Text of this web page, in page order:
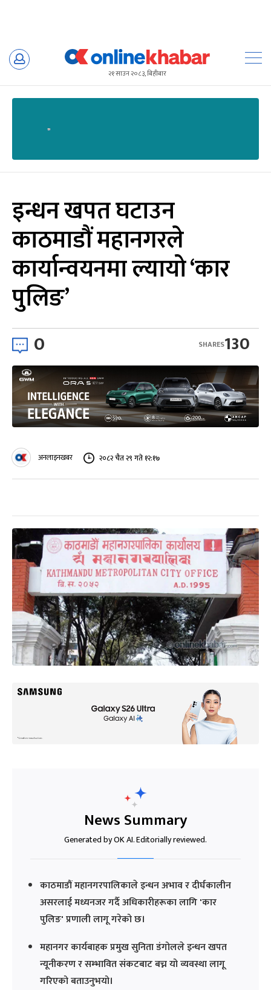
Skip
२१ साउन २०८३, बिहीबार
इन्धन खपत घटाउन
काठमाडौं महानगरले
कार्यान्वयनमा ल्यायो ‘कार
पुलिङ’
0 130
SHARES
अनलाइनखबर २०८२ चैत २९ गते १२:१७
News Summary
Generated by OK AI. Editorially reviewed.
काठमाडौं महानगरपालिकाले इन्धन अभाव र दीर्घकालीन
असरलाई मध्यनजर गर्दै अधिकारीहरूका लागि 'कार
पुलिङ' प्रणाली लागू गरेको छ।
महानगर कार्यबाहक प्रमुख सुनिता डंगोलले इन्धन खपत
न्यूनीकरण र सम्भावित संकटबाट बच्न यो व्यवस्था लागू
गरिएको बताउनुभयो।